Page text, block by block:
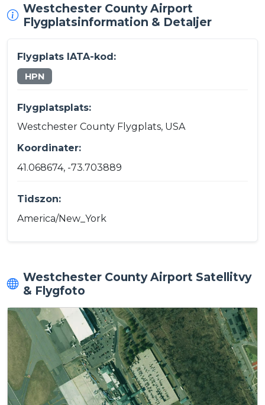
Westchester County Airport
Flygplatsinformation & Detaljer
Flygplats IATA-kod:
HPN
Flygplatsplats:
Westchester County Flygplats, USA
Koordinater:
41.068674, -73.703889
Tidszon:
America/New_York
Westchester County Airport Satellitvy
& Flygfoto